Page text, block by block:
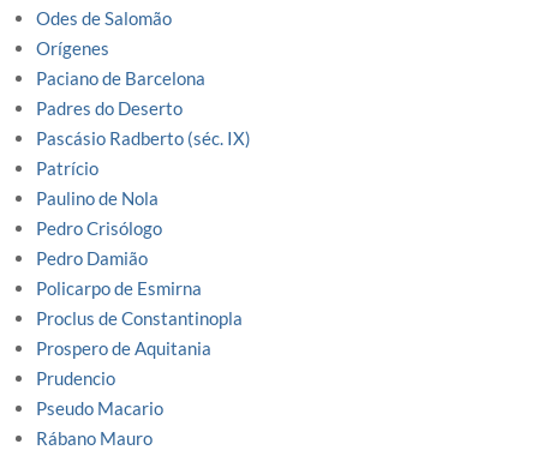
Odes de Salomão
Orígenes
Paciano de Barcelona
Padres do Deserto
Pascásio Radberto (séc. IX)
Patrício
Paulino de Nola
Pedro Crisólogo
Pedro Damião
Policarpo de Esmirna
Proclus de Constantinopla
Prospero de Aquitania
Prudencio
Pseudo Macario
Rábano Mauro